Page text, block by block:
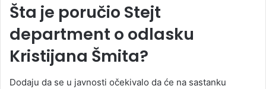
Šta je poručio Stejt
department o odlasku
Kristijana Šmita?
Dodaju da se u javnosti očekivalo da će na sastanku